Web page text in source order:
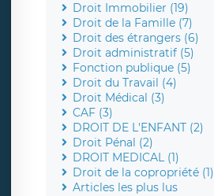
Droit Immobilier (19)
Droit de la Famille (7)
Droit des étrangers (6)
Droit administratif (5)
Fonction publique (5)
Droit du Travail (4)
Droit Médical (3)
CAF (3)
DROIT DE L'ENFANT (2)
Droit Pénal (2)
DROIT MEDICAL (1)
Droit de la copropriété (1)
Articles les plus lus